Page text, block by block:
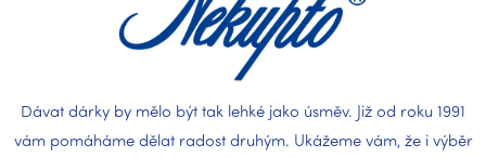
Dávat dárky by mělo být tak lehké jako úsměv. Již od roku 1991
vám pomáháme dělat radost druhým. Ukážeme vám, že i výběr